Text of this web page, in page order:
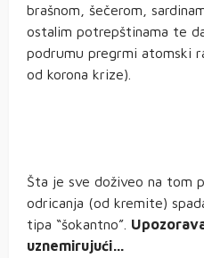
brašnom, šečerom,
ostalim potrepštinama te
podrumu pregrmi atomski
od korona krize).
Šta je sve doživeo na tom
odricanja (od kremite)
tipa “šokantno”.
uznemirujući…